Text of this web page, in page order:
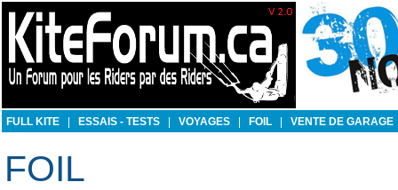
FULL KITE ESSAIS - TESTS VOYAGES FOIL VENTE DE GARAGE
FOIL